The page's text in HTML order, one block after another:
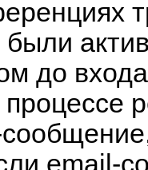
были
до
email-